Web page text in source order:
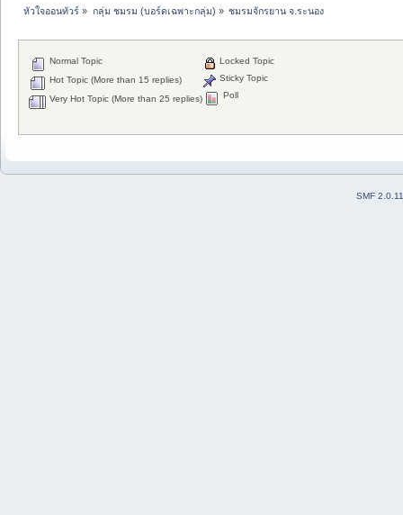
หัวใจออนทัวร์ » กลุ่ม ชมรม (บอร์ดเฉพาะกลุ่ม) » ชมรมจักรยาน จ.ระนอง
Normal Topic
Hot Topic (More than 15 replies)
Very Hot Topic (More than 25 replies)
Locked Topic
Sticky Topic
Poll
SMF 2.0.11